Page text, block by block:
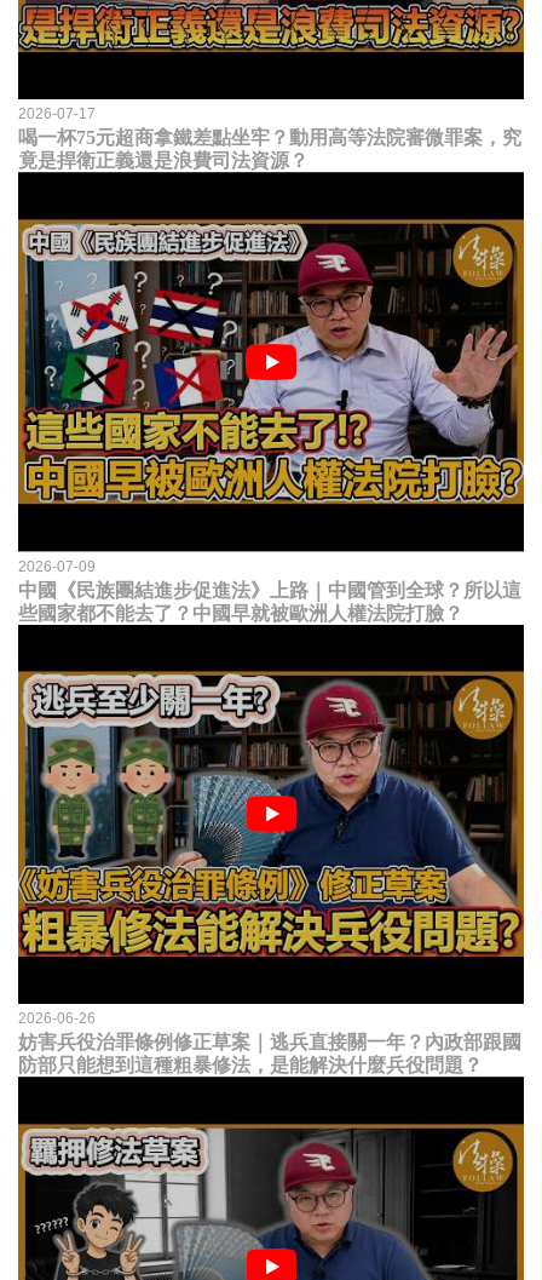
2026-07-17
喝一杯75元超商拿鐵差點坐牢？動用高等法院審微罪案，究
竟是捍衛正義還是浪費司法資源？
2026-07-09
中國《民族團結進步促進法》上路｜中國管到全球？所以這
些國家都不能去了？中國早就被歐洲人權法院打臉？
2026-06-26
妨害兵役治罪條例修正草案｜逃兵直接關一年？內政部跟國
防部只能想到這種粗暴修法，是能解決什麼兵役問題？